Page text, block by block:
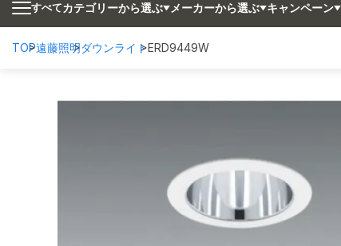
すべてカテゴリーから選ぶ メーカーから選ぶ キャンペーン
TOP遠藤照明ダウンライトERD9449W